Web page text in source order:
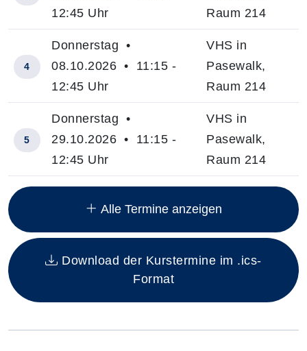
Insgesamt gibt es 10 Termine zum diesen Kurs
12:45 Uhr
Raum 214
4
Donnerstag •
08.10.2026 • 11:15 -
12:45 Uhr
VHS in
Pasewalk,
Raum 214
5
Donnerstag •
29.10.2026 • 11:15 -
12:45 Uhr
VHS in
Pasewalk,
Raum 214
Alle Termine anzeigen
Download der Kurstermine im .ics-
Format